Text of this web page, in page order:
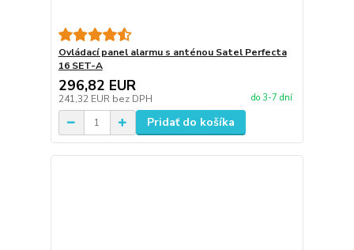
Ovládací panel alarmu s anténou Satel Perfecta
16 SET-A
296,82 EUR
241,32 EUR bez DPH do 3-7 dní
Pridať do košíka